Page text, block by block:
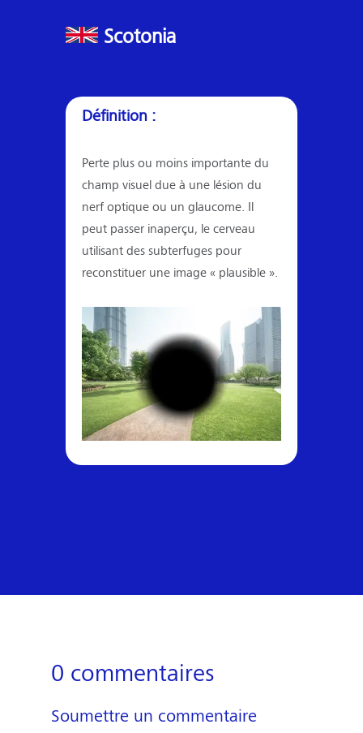
Scotonia
Définition :
Perte plus ou moins importante du
champ visuel due à une lésion du
nerf optique ou un glaucome. Il
peut passer inaperçu, le cerveau
utilisant des subterfuges pour
reconstituer une image « plausible ».
0 commentaires
Soumettre un commentaire